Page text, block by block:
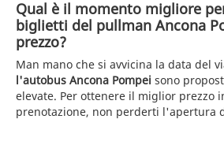
Qual è il momento migliore
biglietti del pullman Ancona
prezzo?
Man mano che si avvicina la data del
l'autobus Ancona Pompei sono
elevate. Per ottenere il miglior prezzo
prenotazione, non perderti l'apertura